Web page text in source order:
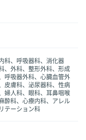
科、呼吸器科、消化器
、外科、整形外科、形成
呼吸器外科、心臓血管外
皮膚科、泌尿器科、性病
婦人科、眼科、耳鼻咽喉
酔科、心療内科、アレル
テーション科